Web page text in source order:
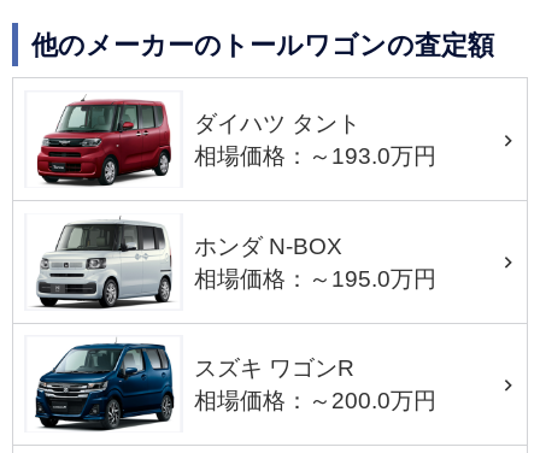
他のメーカーのトールワゴンの査定額
ダイハツ タント
相場価格：～193.0万円
ホンダ N-BOX
相場価格：～195.0万円
スズキ ワゴンR
相場価格：～200.0万円